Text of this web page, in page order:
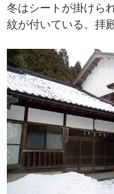
冬はシートが掛けら
紋が付いている。拝